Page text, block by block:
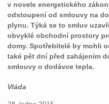
v novele energetického
odstoupení od smlouvy na
plynu. Týká se to smluv
obvyklé obchodní prostory
domy. Spotřebitelé by mohli
také pět dní před zahájením
smlouvy o dodávce tepla.
Vláda